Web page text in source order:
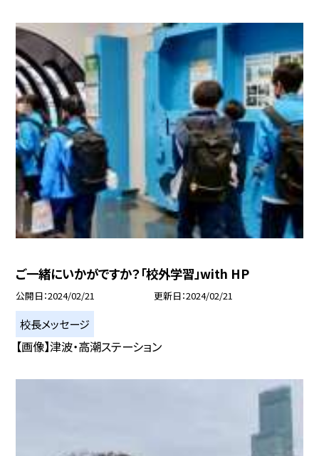
ご一緒にいかがですか？「校外学習」with HP
公開日 2024/02/21 更新日 2024/02/21
校長メッセージ
【画像】津波・高潮ステーション